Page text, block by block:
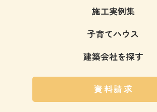
施工実例集
子育てハウス
建築会社を探す
資料請求